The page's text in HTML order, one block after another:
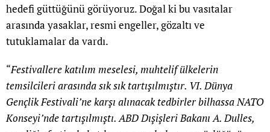
hedefi güttüğünü görüyoruz. Doğal ki bu vasıtalar
arasında yasaklar, resmi engeller, gözaltı ve
tutuklamalar da vardı.
“Festivallere katılım meselesi, muhtelif ülkelerin
temsilcileri arasında sık sık tartışılmıştır. VI. Dünya
Gençlik Festivali’ne karşı alınacak tedbirler bilhassa NATO
Konseyi’nde tartışılmıştı. ABD Dışişleri Bakanı A. Dulles,